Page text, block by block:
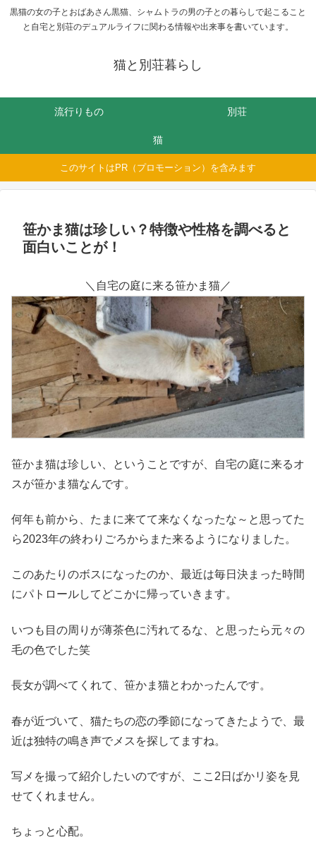
黒猫の女の子とおばあさん黒猫、シャムトラの男の子との暮らしで起こること
と自宅と別荘のデュアルライフに関わる情報や出来事を書いています。
猫と別荘暮らし
流行りもの 別荘
猫
このサイトはPR（プロモーション）を含みます
笹かま猫は珍しい？特徴や性格を調べると
面白いことが！
＼自宅の庭に来る笹かま猫／
笹かま猫は珍しい、ということですが、自宅の庭に来るオ
スが笹かま猫なんです。
何年も前から、たまに来てて来なくなったな～と思ってた
ら2023年の終わりごろからまた来るようになりました。
このあたりのボスになったのか、最近は毎日決まった時間
にパトロールしてどこかに帰っていきます。
いつも目の周りが薄茶色に汚れてるな、と思ったら元々の
毛の色でした笑
長女が調べてくれて、笹かま猫とわかったんです。
春が近づいて、猫たちの恋の季節になってきたようで、最
近は独特の鳴き声でメスを探してますね。
写メを撮って紹介したいのですが、ここ2日ばかリ姿を見
せてくれません。
ちょっと心配。